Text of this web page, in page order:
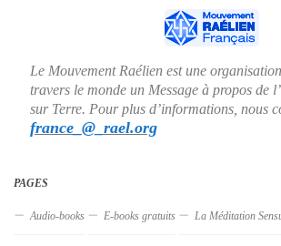
Le Mouvement Raélien est une
travers le monde un Message à propos de
sur Terre. Pour plus d’informations, nous
france_@_rael.org
PAGES
Audio-books E-books gratuits La Méditation